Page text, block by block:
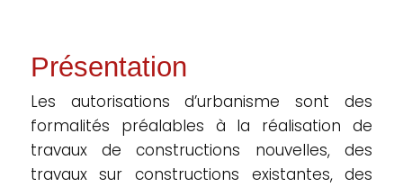
Présentation
Les autorisations d’urbanisme sont des
formalités préalables à la réalisation de
travaux de constructions nouvelles, des
travaux sur constructions existantes, des